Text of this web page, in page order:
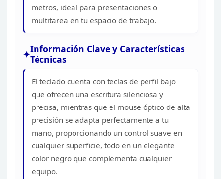
metros, ideal para presentaciones o
multitarea en tu espacio de trabajo.
Información Clave y Características
Técnicas
El teclado cuenta con teclas de perfil bajo
que ofrecen una escritura silenciosa y
precisa, mientras que el mouse óptico de alta
precisión se adapta perfectamente a tu
mano, proporcionando un control suave en
cualquier superficie, todo en un elegante
color negro que complementa cualquier
equipo.